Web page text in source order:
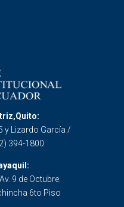
y Lizardo García /
394-1800
9 de Octubre.
6to Piso